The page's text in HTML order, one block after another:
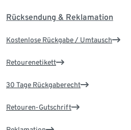
Rücksendung & Reklamation
Kostenlose Rückgabe / Umtausch
Retourenetikett
30 Tage Rückgaberecht
Retouren-Gutschrift